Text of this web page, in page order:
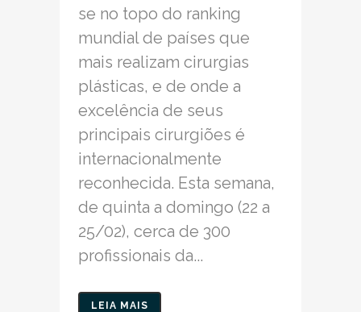
se no topo do ranking
mundial de países que
mais realizam cirurgias
plásticas, e de onde a
excelência de seus
principais cirurgiões é
internacionalmente
reconhecida. Esta semana,
de quinta a domingo (22 a
25/02), cerca de 300
profissionais da...
LEIA MAIS